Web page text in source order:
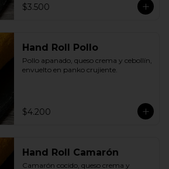
$3.500
Hand Roll Pollo
Pollo apanado, queso crema y cebollín,
envuelto en panko crujiente.
$4.200
Hand Roll Camarón
Camarón cocido, queso crema y